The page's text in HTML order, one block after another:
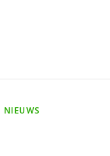
NIEUWS